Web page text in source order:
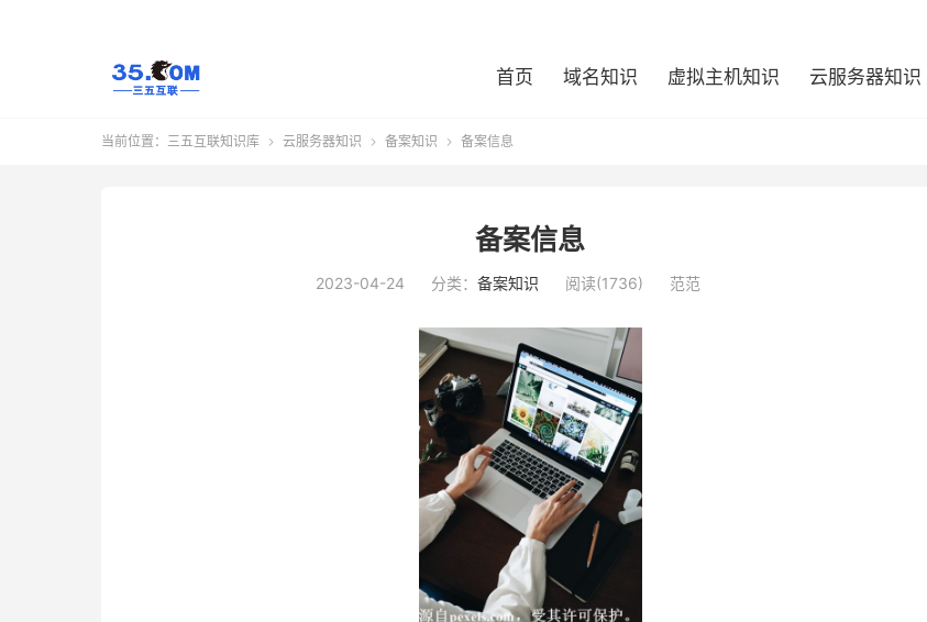
首页 域名知识 虚拟主机知识 云服务器知识
当前位置： 三五互联知识库  云服务器知识  备案知识  备案信息
备案信息
2023-04-24 分类： 备案知识 阅读(1736) 范范